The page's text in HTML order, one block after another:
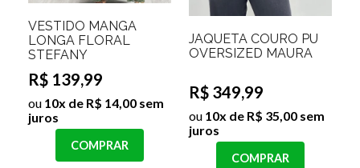
VESTIDO MANGA
LONGA FLORAL
STEFANY
R$ 139,99
ou 10x de R$ 14,00 sem
juros
COMPRAR
JAQUETA COURO PU
OVERSIZED MAURA
R$ 349,99
ou 10x de R$ 35,00 sem
juros
COMPRAR